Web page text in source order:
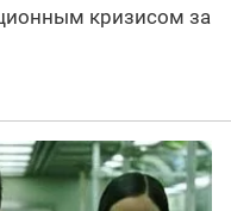
кризисом за